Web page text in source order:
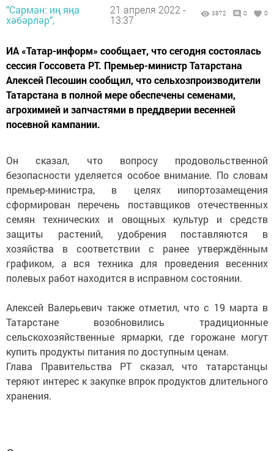
"Сарман: иң яңа
хәбәрләр",
21 апреля 2022 -
13:37
3872 0 0
ИА «Татар-информ» сообщает, что сегодня состоялась
сессия Госсовета РТ. Премьер-министр Татарстана
Алексей Песошин сообщил, что сельхозпроизводители
Татарстана в полной мере обеспечены семенами,
агрохимией и запчастями в преддверии весенней
посевной кампании.
Он сказал, что вопросу продовольственной
безопасности уделяется особое внимание. По словам
премьер-министра, в целях иипортозамещения
сформирован перечень поставщиков отечественных
семян технических и овощных культур и средств
защиты растений, удобрения поставляются в
хозяйства в соответствии с ранее утверждённым
графиком, а вся техника для проведения весенних
полевых работ находится в исправном состоянии.
Алексей Валерьевич также отметил, что с 19 марта в
Татарстане возобновились традиционные
сельскохозяйственные ярмарки, где горожане могут
купить продукты питания по доступным ценам.
Глава Правительства РТ сказал, что татарстанцы
теряют интерес к закупке впрок продуктов длительного
хранения.